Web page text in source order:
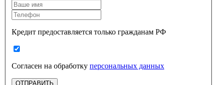
Кредит предоставляется только гражданам РФ
Согласен на обработку персональных данных
ОТПРАВИТЬ